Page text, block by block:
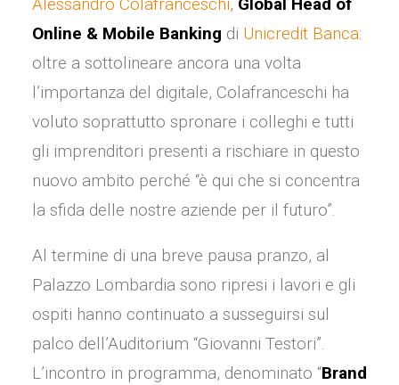
Alessandro Colafranceschi, Global Head of
Online & Mobile Banking di Unicredit Banca:
oltre a sottolineare ancora una volta
l’importanza del digitale, Colafranceschi ha
voluto soprattutto spronare i colleghi e tutti
gli imprenditori presenti a rischiare in questo
nuovo ambito perché “è qui che si concentra
la sfida delle nostre aziende per il futuro”.
Al termine di una breve pausa pranzo, al
Palazzo Lombardia sono ripresi i lavori e gli
ospiti hanno continuato a susseguirsi sul
palco dell’Auditorium “Giovanni Testori”.
L’incontro in programma, denominato “Brand